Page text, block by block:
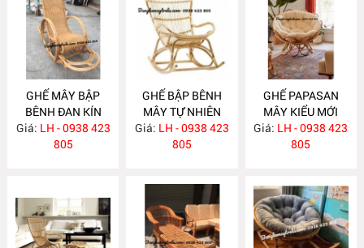
GHẾ MÂY BẬP
BÊNH ĐAN KÍN
MA260
Giá: LH - 0938 423
805
GHẾ BẬP BÊNH
MÂY TỰ NHIÊN
MA259
Giá: LH - 0938 423
805
GHẾ PAPASAN
MÂY KIỂU MỚI
MA258
Giá: LH - 0938 423
805